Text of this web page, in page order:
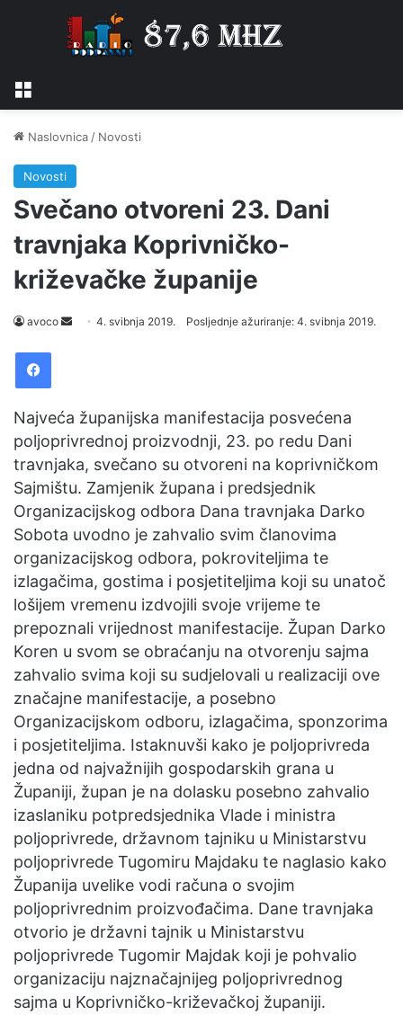
Izbornik
Naslovnica / Novosti
Novosti
Svečano otvoreni 23. Dani
travnjaka Koprivničko-
križevačke županije
avoco
Send4. svibnja 2019. Posljednje ažuriranje: 4. svibnja 2019.
Facebook
Najveća županijska manifestacija posvećena
poljoprivrednoj proizvodnji, 23. po redu Dani
travnjaka, svečano su otvoreni na koprivničkom
Sajmištu. Zamjenik župana i predsjednik
Organizacijskog odbora Dana travnjaka Darko
Sobota uvodno je zahvalio svim članovima
organizacijskog odbora, pokroviteljima te
izlagačima, gostima i posjetiteljima koji su unatoč
lošijem vremenu izdvojili svoje vrijeme te
prepoznali vrijednost manifestacije. Župan Darko
Koren u svom se obraćanju na otvorenju sajma
zahvalio svima koji su sudjelovali u realizaciji ove
značajne manifestacije, a posebno
Organizacijskom odboru, izlagačima, sponzorima
i posjetiteljima. Istaknuvši kako je poljoprivreda
jedna od najvažnijih gospodarskih grana u
Županiji, župan je na dolasku posebno zahvalio
izaslaniku potpredsjednika Vlade i ministra
poljoprivrede, državnom tajniku u Ministarstvu
poljoprivrede Tugomiru Majdaku te naglasio kako
Županija uvelike vodi računa o svojim
poljoprivrednim proizvođačima. Dane travnjaka
otvorio je državni tajnik u Ministarstvu
poljoprivrede Tugomir Majdak koji je pohvalio
organizaciju najznačajnijeg poljoprivrednog
sajma u Koprivničko-križevačkoj županiji.